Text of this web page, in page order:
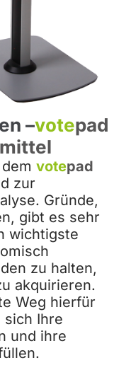
–votepad
votepad
zur
Gründe,
gibt es sehr
wichtigste
zu halten,
akquirieren.
Weg hierfür
sich Ihre
und ihre